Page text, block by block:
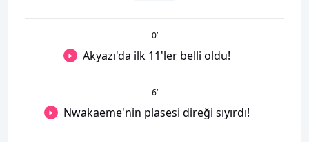
0’
Akyazı'da ilk 11'ler belli oldu!
6’
Nwakaeme'nin plasesi direği sıyırdı!